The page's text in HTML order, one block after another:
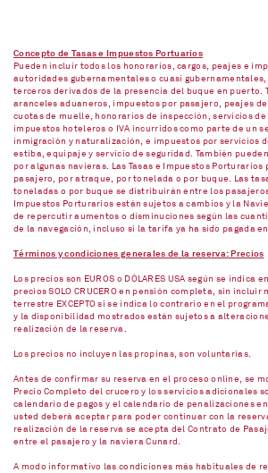
Concepto de Tasas e Impuestos Portuarios
Pueden incluir todos los honorarios, cargos, peajes e
autoridades gubernamentales o cuasi gubernamentales,
terceros derivados de la presencia del buque en puerto.
aranceles aduaneros, impuestos por pasajero, peajes
cuotas de muelle, honorarios de inspección, servicios
impuestos hoteleros o IVA incurridos como parte de un
inmigración y naturalización, e impuestos por servicios
estiba, equipaje y servicio de seguridad. También
por algunas navieras. Las Tasas e Impuestos
pasajero, por atraque, por tonelada o por buque. Las
toneladas o por buque se distribuirán entre los pasajeros
Impuestos Porturarios están sujetos a cambios y la
de repercutir aumentos o disminuciones según las
de la navegación, incluso si la tarifa ya ha sido pagada
Términos y condiciones generales de la reserva: Precios
Los precios son EUROS o DÓLARES USA según se indica
precios SOLO CRUCERO en pensión completa, sin incluir
terrestre EXCEPTO si se indica lo contrario en el
y la disponibilidad mostrados están sujetos a
realización de la reserva.
Los precios no incluyen las propinas, son voluntarias.
Antes de confirmar su reserva en el proceso online, se
Precio Completo del crucero y los servicios adicionales
calendario de pagos y el calendario de penalizaciones
usted deberá aceptar para poder continuar con la
realización de la reserva se acepta del Contrato de
entre el pasajero y la naviera Cunard.
A modo informativo las condiciones más habituales de